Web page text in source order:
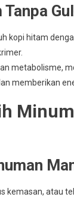
kopi hitam
metabolisme,
memberikan
kemasan, atau